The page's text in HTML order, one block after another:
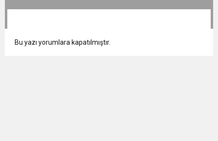
Bu yazı yorumlara kapatılmıştır.